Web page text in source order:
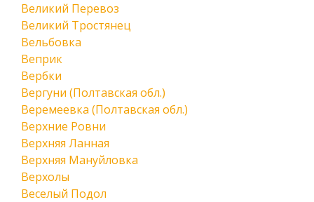
Великий Перевоз
Великий Тростянец
Вельбовка
Веприк
Вербки
Вергуни (Полтавская обл.)
Веремеевка (Полтавская обл.)
Верхние Ровни
Верхняя Ланная
Верхняя Мануйловка
Верхолы
Веселый Подол